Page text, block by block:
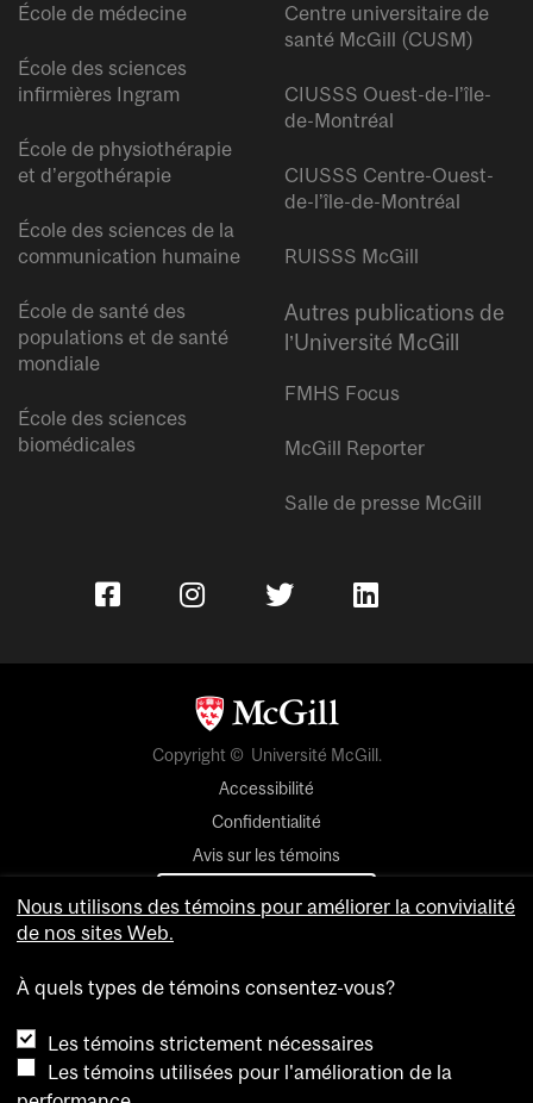
École de médecine
École des sciences
infirmières Ingram
École de physiothérapie
et d’ergothérapie
École des sciences de la
communication humaine
École de santé des
populations et de santé
mondiale
École des sciences
biomédicales
Centre universitaire de
santé McGill (CUSM)
CIUSSS Ouest-de-l’île-
de-Montréal
CIUSSS Centre-Ouest-
de-l’île-de-Montréal
RUISSS McGill
Autres publications de
l’Université McGill
FMHS Focus
McGill Reporter
Salle de presse McGill
Copyright © Université McGill.
Accessibilité
Confidentialité
Avis sur les témoins
Paramètres des témoins
Nous utilisons des témoins pour améliorer la convivialité
de nos sites Web.
À quels types de témoins consentez-vous?
Les témoins strictement nécessaires
Les témoins utilisées pour l'amélioration de la